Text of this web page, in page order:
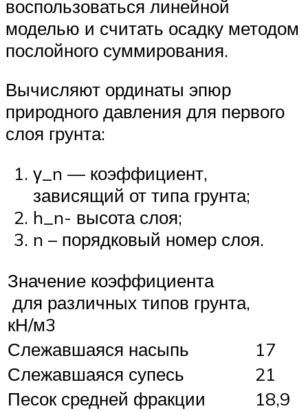
воспользоваться линейной
моделью и считать осадку методом
послойного суммирования.
Вычисляют ординаты эпюр
природного давления для первого
слоя грунта:
γ_n — коэффициент,
зависящий от типа грунта;
h_n- высота слоя;
n – порядковый номер слоя.
Значение коэффициента
для различных типов грунта,
кН/м3
Слежавшаяся насыпь
17
Слежавшаяся супесь
21
Песок средней фракции
18,9